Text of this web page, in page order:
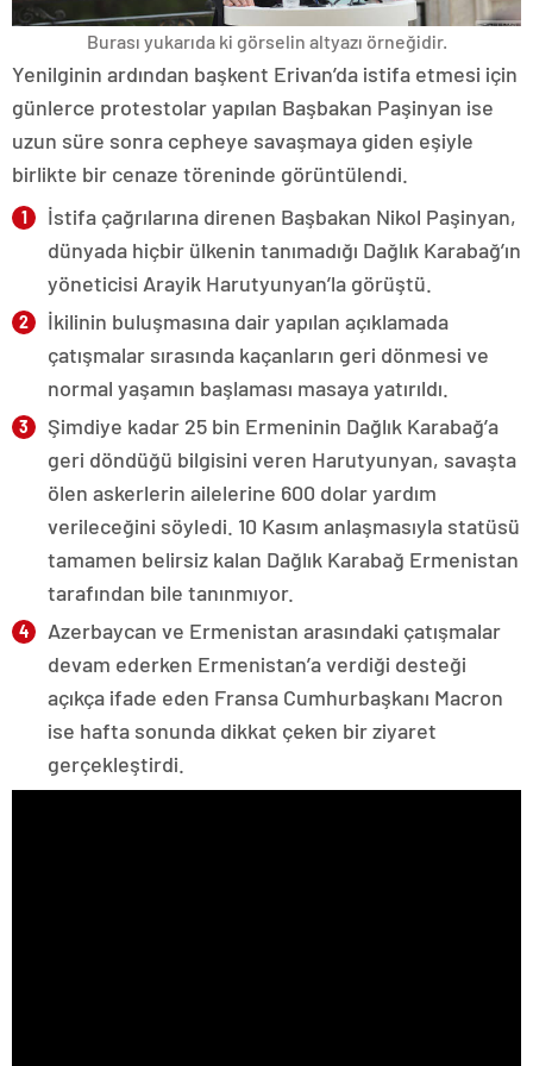
Burası yukarıda ki görselin altyazı örneğidir.
Yenilginin ardından başkent Erivan’da istifa etmesi için
günlerce protestolar yapılan Başbakan Paşinyan ise
uzun süre sonra cepheye savaşmaya giden eşiyle
birlikte bir cenaze töreninde görüntülendi.
İstifa çağrılarına direnen Başbakan Nikol Paşinyan,
dünyada hiçbir ülkenin tanımadığı Dağlık Karabağ’ın
yöneticisi Arayik Harutyunyan’la görüştü.
İkilinin buluşmasına dair yapılan açıklamada
çatışmalar sırasında kaçanların geri dönmesi ve
normal yaşamın başlaması masaya yatırıldı.
Şimdiye kadar 25 bin Ermeninin Dağlık Karabağ’a
geri döndüğü bilgisini veren Harutyunyan, savaşta
ölen askerlerin ailelerine 600 dolar yardım
verileceğini söyledi. 10 Kasım anlaşmasıyla statüsü
tamamen belirsiz kalan Dağlık Karabağ Ermenistan
tarafından bile tanınmıyor.
Azerbaycan ve Ermenistan arasındaki çatışmalar
devam ederken Ermenistan’a verdiği desteği
açıkça ifade eden Fransa Cumhurbaşkanı Macron
ise hafta sonunda dikkat çeken bir ziyaret
gerçekleştirdi.